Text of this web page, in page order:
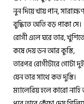
নুন দিয়ে খায় পান,
বুদ্ধিতে অতি বড় পাকা সে।
রোগী এলে ঘরে তার,
কষে দেয় ডন আর কুস্তি,
তারপর রোগীটারে গোটা দুই
যেন তার সাথে কত দুস্তি।
ম্যালেরিয় হলে কারো